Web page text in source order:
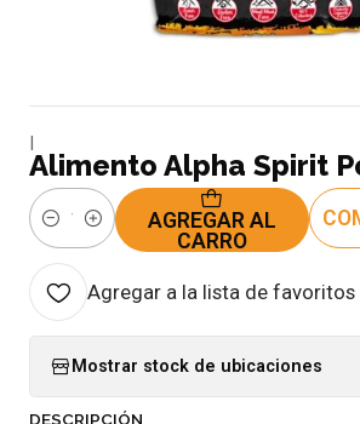
Alimento Alpha Spirit
Cantidad
AGREGAR AL
CARRO
Agregar a la lista de favoritos
Mostrar stock de ubicaciones
DESCRIPCIÓN